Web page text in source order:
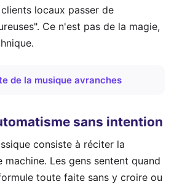
locaux passer de
Ce n'est pas de la magie,
de la musique avranches
sans intention
consiste à réciter la
machine. Les gens sentent quand
toute faite sans y croire ou